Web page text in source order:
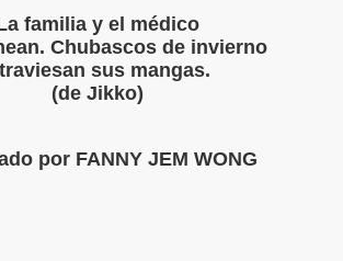
familia y el médico
Chubascos de invierno
sus mangas.
(de Jikko)
por FANNY JEM WONG